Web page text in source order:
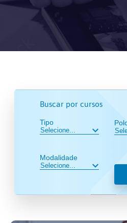
Buscar por cursos
Tipo
Modalidade